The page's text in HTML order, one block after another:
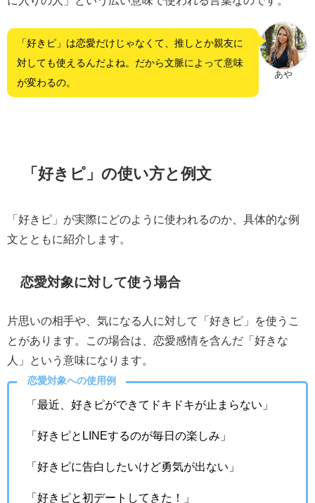
あや
「好きピ」は恋愛だけじゃなくて、推しとか親友に
対しても使えるんだよね。だから文脈によって意味
が変わるの。
「好きピ」の使い方と例文
「好きピ」が実際にどのように使われるのか、具体的な例
文とともに紹介します。
恋愛対象に対して使う場合
片思いの相手や、気になる人に対して「好きピ」を使うこ
とがあります。この場合は、恋愛感情を含んだ「好きな
人」という意味になります。
恋愛対象への使用例
「最近、好きピができてドキドキが止まらない」
「好きピとLINEするのが毎日の楽しみ」
「好きピに告白したいけど勇気が出ない」
「好きピと初デートしてきた！」